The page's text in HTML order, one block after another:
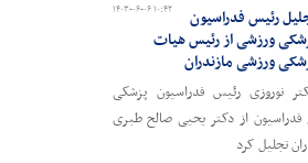
۱۴۰۳-۰۶-۰۶ ۱۰:۴۲
رئیس فدراسیون
ورزشی از رئیس هیات
ورزشی مازندران
نوروزی رئیس فدراسیون پزشکی
از دکتر یحیی صالح طبری
تجلیل کرد